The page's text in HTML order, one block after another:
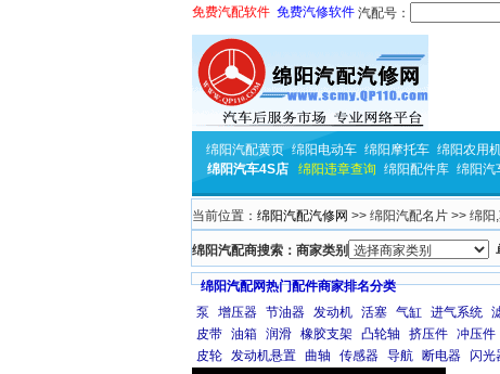
免费汽配软件 免费汽修软件 汽配号：
绵阳汽配黄页 绵阳电动车 绵阳摩托车 绵阳农用
绵阳汽车4S店
绵阳违章查询 绵阳配件库 绵阳汽
当前位置： 绵阳汽配汽修网 >> 绵阳汽配名片 >> 绵阳
绵阳汽配商搜索：商家类别
绵阳汽配网热门配件商家排名分类
泵
增压器 节油器 发动机 活塞 气缸 进气系统
皮带 油箱 润滑 橡胶支架 凸轮轴 挤压件 冲压件
皮轮 发动机悬置 曲轴 传感器 导航 断电器 闪光